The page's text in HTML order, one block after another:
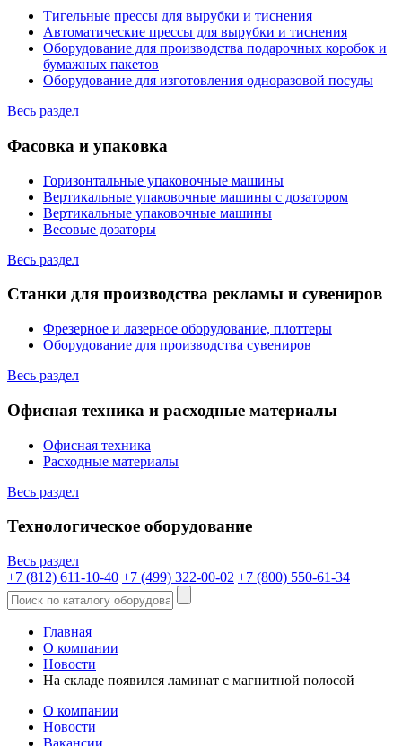
Тигельные прессы для вырубки и тиснения
Автоматические прессы для вырубки и тиснения
Оборудование для производства подарочных коробок и
бумажных пакетов
Оборудование для изготовления одноразовой посуды
Весь раздел
Фасовка и упаковка
Горизонтальные упаковочные машины
Вертикальные упаковочные машины с дозатором
Вертикальные упаковочные машины
Весовые дозаторы
Весь раздел
Станки для производства рекламы и сувениров
Фрезерное и лазерное оборудование, плоттеры
Оборудование для производства сувениров
Весь раздел
Офисная техника и расходные материалы
Офисная техника
Расходные материалы
Весь раздел
Технологическое оборудование
Весь раздел
+7 (812) 611-10-40 +7 (499) 322-00-02 +7 (800) 550-61-34
Главная
О компании
Новости
На складе появился ламинат с магнитной полосой
О компании
Новости
Вакансии